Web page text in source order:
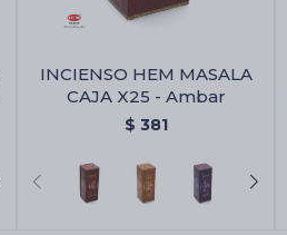
INCIENSO HEM MASALA
CAJA X25 - Ambar
$ 381